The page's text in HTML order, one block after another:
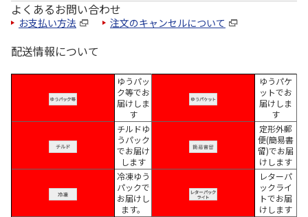
よくあるお問い合わせ
お支払い方法 注文のキャンセルについて
配送情報について
ゆうパッ
ク等でお
届けしま
す
ゆうパケ
ットでお
届けしま
す
チルドゆ
うパック
でお届け
します
定形外郵
便(簡易書
留)でお届
けします
冷凍ゆう
パックで
お届けし
ます。
レターパ
ックライ
トでお届
けします